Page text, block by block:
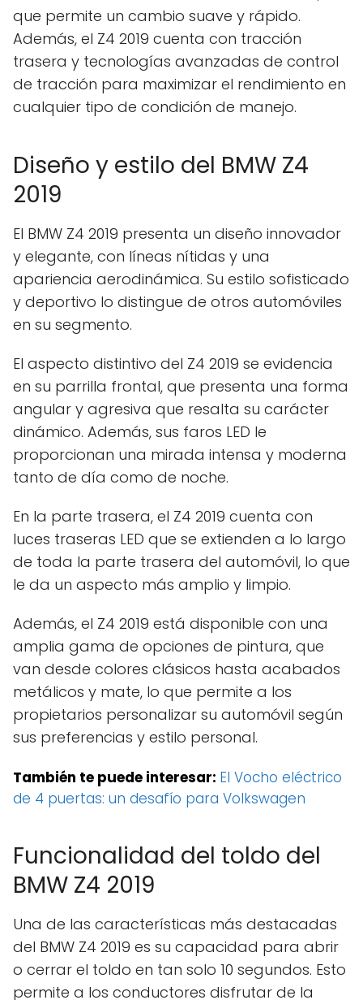
que permite un cambio suave y rápido.
Además, el Z4 2019 cuenta con tracción
trasera y tecnologías avanzadas de control
de tracción para maximizar el rendimiento en
cualquier tipo de condición de manejo.
Diseño y estilo del BMW Z4
2019
El BMW Z4 2019 presenta un diseño innovador
y elegante, con líneas nítidas y una
apariencia aerodinámica. Su estilo sofisticado
y deportivo lo distingue de otros automóviles
en su segmento.
El aspecto distintivo del Z4 2019 se evidencia
en su parrilla frontal, que presenta una forma
angular y agresiva que resalta su carácter
dinámico. Además, sus faros LED le
proporcionan una mirada intensa y moderna
tanto de día como de noche.
En la parte trasera, el Z4 2019 cuenta con
luces traseras LED que se extienden a lo largo
de toda la parte trasera del automóvil, lo que
le da un aspecto más amplio y limpio.
Además, el Z4 2019 está disponible con una
amplia gama de opciones de pintura, que
van desde colores clásicos hasta acabados
metálicos y mate, lo que permite a los
propietarios personalizar su automóvil según
sus preferencias y estilo personal.
También te puede interesar: El Vocho eléctrico
de 4 puertas: un desafío para Volkswagen
Funcionalidad del toldo del
BMW Z4 2019
Una de las características más destacadas
del BMW Z4 2019 es su capacidad para abrir
o cerrar el toldo en tan solo 10 segundos. Esto
permite a los conductores disfrutar de la